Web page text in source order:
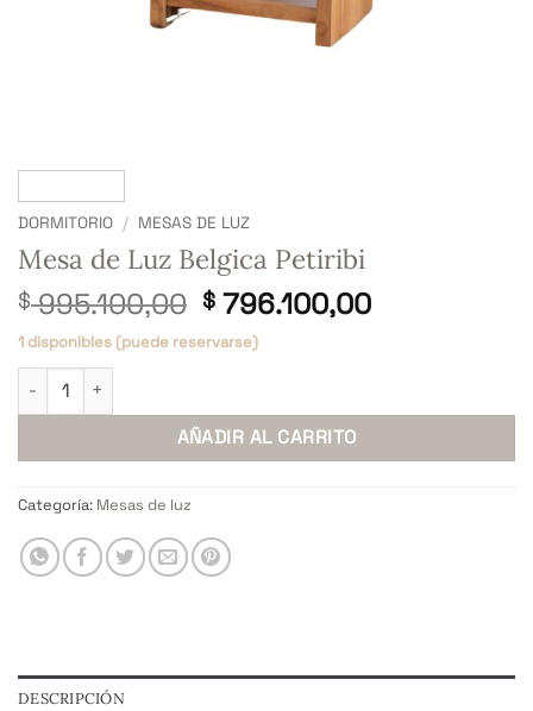
DORMITORIO / MESAS DE LUZ
Mesa de Luz Belgica Petiribi
$995.100,00 El
precio
original
$ 995.100,00.
$ 796.100,00El
$
1 disponibles (puede reservarse)
Mesa de Luz Belgica Petiribi cantidad
AÑADIR AL CARRITO
Categoría: Mesas de luz
DESCRIPCIÓN